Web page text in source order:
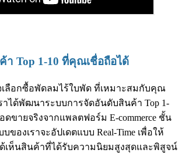
า Top 1-10 ที่คุณเชื่อถือได้
เลือกซื้อพัดลมไร้ใบพัด ที่เหมาะสมกับคุณ
ราได้พัฒนาระบบการจัดอันดับสินค้า Top 1-
ดขายจริงจากแพลตฟอร์ม E-commerce ชั้น
ของเราจะอัปเดตแบบ Real-Time เพื่อให้
เห็นสินค้าที่ได้รับความนิยมสูงสุดและพิสูจน์